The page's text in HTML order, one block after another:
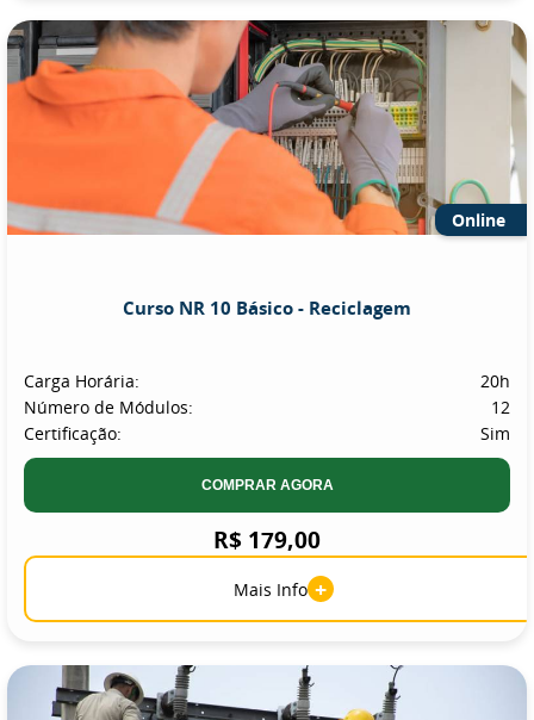
Online
Curso NR 10 Básico - Reciclagem
Carga Horária:
20h
Número de Módulos:
12
Certificação:
Sim
COMPRAR AGORA
R$ 179,00
Mais Info +